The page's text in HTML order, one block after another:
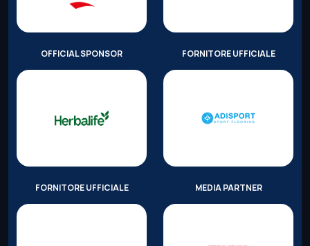
OFFICIAL SPONSOR FORNITORE UFFICIALE
FORNITORE UFFICIALE MEDIA PARTNER